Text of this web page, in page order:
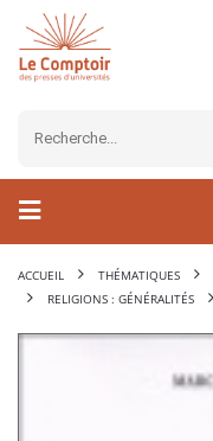
ACCUEIL THÉMATIQUES
RELIGIONS : GÉNÉRALITÉS